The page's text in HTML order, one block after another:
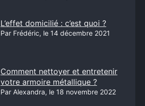
L’effet domicilié : c’est quoi ?
Par Frédéric, le 14 décembre 2021
Comment nettoyer et entretenir
votre armoire métallique ?
Par Alexandra, le 18 novembre 2022